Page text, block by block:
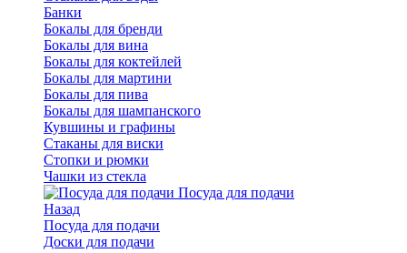
Банки
Бокалы для бренди
Бокалы для вина
Бокалы для коктейлей
Бокалы для мартини
Бокалы для пива
Бокалы для шампанского
Кувшины и графины
Стаканы для виски
Стопки и рюмки
Чашки из стекла
Посуда для подачи
Назад
Посуда для подачи
Доски для подачи